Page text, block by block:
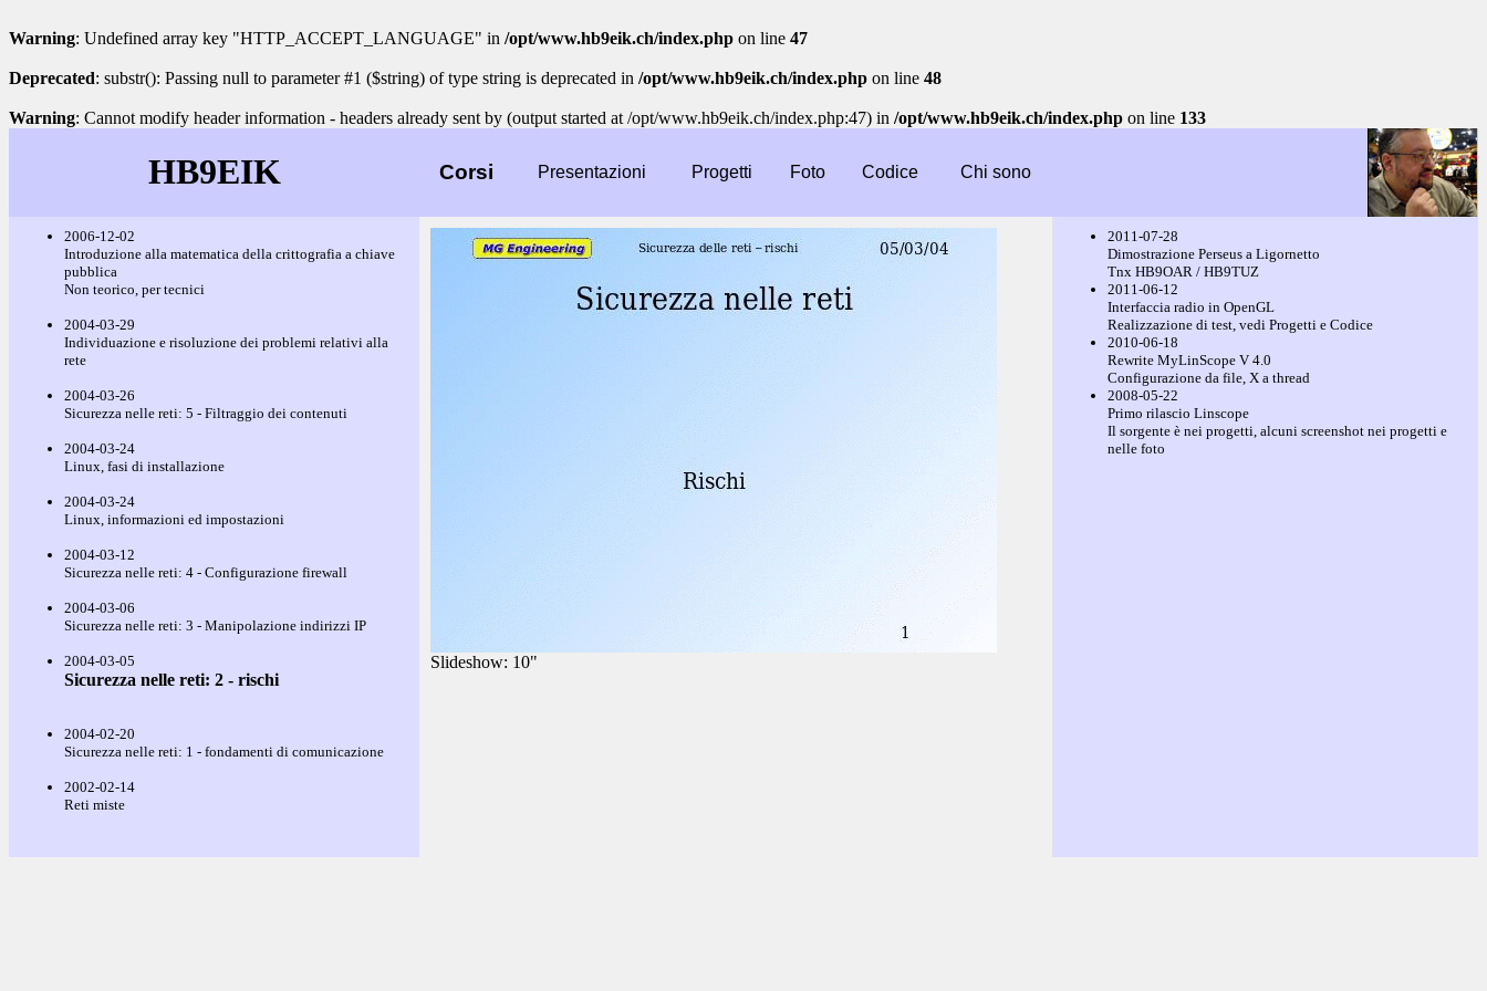
Warning: Undefined array key "HTTP_ACCEPT_LANGUAGE" in /opt/www.hb9eik.ch/index.php on line 47
Deprecated: substr(): Passing null to parameter #1 ($string) of type string is deprecated in /opt/www.hb9eik.ch/index.php on line 48
Warning: Cannot modify header information - headers already sent by (output started at /opt/www.hb9eik.ch/index.php:47) in /opt/www.hb9eik.ch/index.php on line 133
HB9EIK Corsi Presentazioni Progetti Foto Codice Chi sono
2006-12-02
Introduzione alla matematica della crittografia a chiave
pubblica
Non teorico, per tecnici
2004-03-29
Individuazione e risoluzione dei problemi relativi alla
rete
2004-03-26
Sicurezza nelle reti: 5 - Filtraggio dei contenuti
2004-03-24
Linux, fasi di installazione
2004-03-24
Linux, informazioni ed impostazioni
2004-03-12
Sicurezza nelle reti: 4 - Configurazione firewall
2004-03-06
Sicurezza nelle reti: 3 - Manipolazione indirizzi IP
2004-03-05
Sicurezza nelle reti: 2 - rischi
2004-02-20
Sicurezza nelle reti: 1 - fondamenti di comunicazione
2002-02-14
Reti miste
Slideshow: 10"
2011-07-28
Dimostrazione Perseus a Ligornetto
Tnx HB9OAR / HB9TUZ
2011-06-12
Interfaccia radio in OpenGL
Realizzazione di test, vedi Progetti e Codice
2010-06-18
Rewrite MyLinScope V 4.0
Configurazione da file, X a thread
2008-05-22
Primo rilascio Linscope
Il sorgente è nei progetti, alcuni screenshot nei progetti e
nelle foto